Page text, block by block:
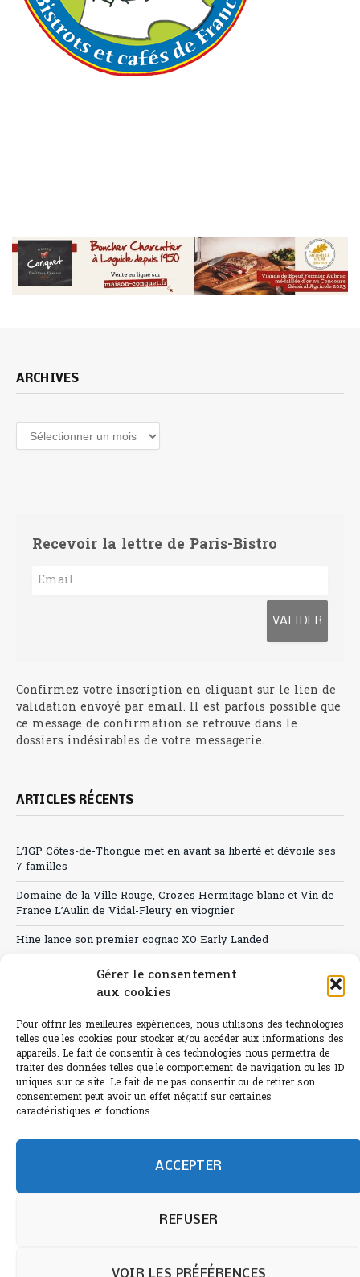
Gérer le consentement
aux cookies
Pour offrir les meilleures expériences, nous utilisons des technologies
telles que les cookies pour stocker et/ou accéder aux informations des
appareils. Le fait de consentir à ces technologies nous permettra de
traiter des données telles que le comportement de navigation ou les ID
uniques sur ce site. Le fait de ne pas consentir ou de retirer son
consentement peut avoir un effet négatif sur certaines
caractéristiques et fonctions.
ACCEPTER
REFUSER
VOIR LES PRÉFÉRENCES
ARCHIVES
Archives
Recevoir la lettre de Paris-Bistro
Confirmez votre inscription en cliquant sur le lien de
validation envoyé par email. Il est parfois possible que
ce message de confirmation se retrouve dans le
dossiers indésirables de votre messagerie.
ARTICLES RÉCENTS
L’IGP Côtes-de-Thongue met en avant sa liberté et dévoile ses
7 familles
Domaine de la Ville Rouge, Crozes Hermitage blanc et Vin de
France L’Aulin de Vidal-Fleury en viognier
Hine lance son premier cognac XO Early Landed
Canicule : A quand le CHR à « l’heure espagnole » ?
Sélection de rosés 2026
L'abus d'alcool est dangereux pour la santé.
humain et 0% IA de Paris Bistro Editions - SARL de Presse -
Informations légales etRGPD